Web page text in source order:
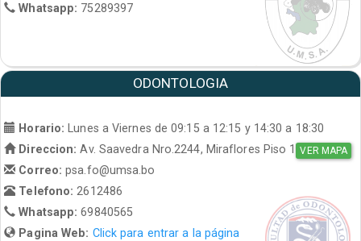
Whatsapp: 75289397
ODONTOLOGIA
Horario: Lunes a Viernes de 09:15 a 12:15 y 14:30 a 18:30
Direccion: Av. Saavedra Nro.2244, Miraflores Piso 1 VER MAPA
Correo:psa.fo@umsa.bo
Telefono:2612486
Whatsapp:69840565
Pagina Web: Click para entrar a la página